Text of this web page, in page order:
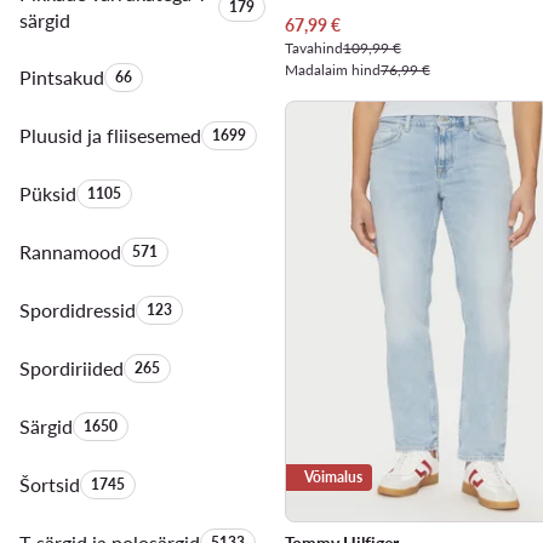
särgid
Toodete arv:
179
PintsakudToodete arv:
66
Pluusid ja fliisesemedToodete arv:
1699
PüksidToodete arv:
1105
RannamoodToodete arv:
571
SpordidressidToodete arv:
123
SpordiriidedToodete arv:
265
SärgidToodete arv:
1650
ŠortsidToodete arv:
1745
Praegune hind
67,99€
Tavahind109,99 €
Madalaim hind76,99 €
Võimalus